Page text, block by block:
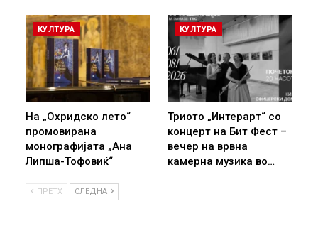
КУЛТУРА
На „Охридско лето“
промовирана
монографијата „Ана
Липша-Тофовиќ“
КУЛТУРА
Триото „Интерарт“ со
концерт на Бит Фест –
вечер на врвна
камерна музика во…
ПРЕТХ СЛЕДНА